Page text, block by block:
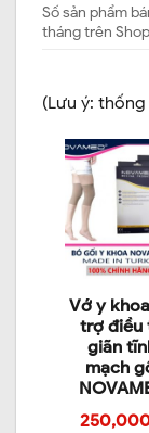
Số sản phẩm
tháng trên
(Lưu ý:
Vớ y
trợ điều
giãn
mạch